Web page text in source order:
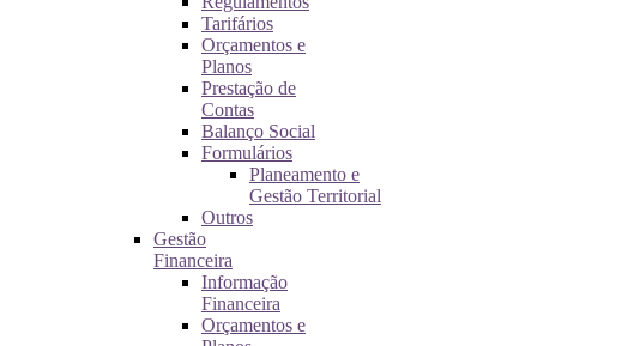
Tarifários
Orçamentos e
Planos
Prestação de
Contas
Balanço Social
Formulários
Planeamento e
Gestão Territorial
Outros
Gestão
Financeira
Informação
Financeira
Orçamentos e